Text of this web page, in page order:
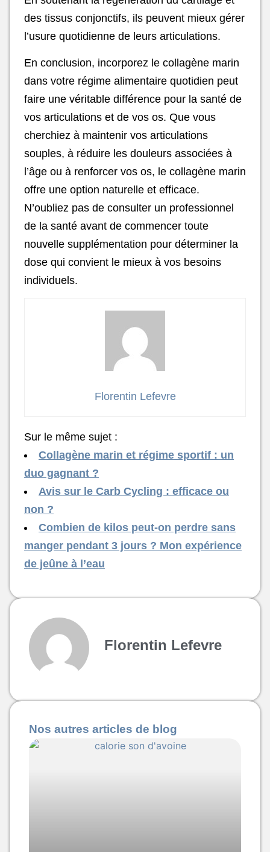
des tissus conjonctifs, ils peuvent mieux gérer
l’usure quotidienne de leurs articulations.
En conclusion, incorporez le collagène marin
dans votre régime alimentaire quotidien peut
faire une véritable différence pour la santé de
vos articulations et de vos os. Que vous
cherchiez à maintenir vos articulations
souples, à réduire les douleurs associées à
l’âge ou à renforcer vos os, le collagène marin
offre une option naturelle et efficace.
N’oubliez pas de consulter un professionnel
de la santé avant de commencer toute
nouvelle supplémentation pour déterminer la
dose qui convient le mieux à vos besoins
individuels.
Florentin Lefevre
Sur le même sujet :
Collagène marin et régime sportif : un
duo gagnant ?
Avis sur le Carb Cycling : efficace ou
non ?
Combien de kilos peut-on perdre sans
manger pendant 3 jours ? Mon expérience
de jeûne à l’eau
Florentin Lefevre
Nos autres articles de blog